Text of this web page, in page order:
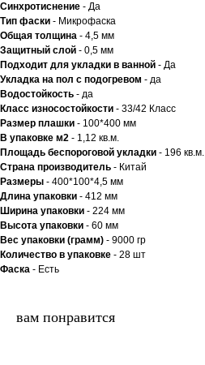
Синхротиснение - Да
Тип фаски - Микрофаска
Общая толщина - 4,5 мм
Защитный слой - 0,5 мм
Подходит для укладки в ванной - Да
Укладка на пол c подогревом - да
Водостойкость - да
Класс износостойкости - 33/42 Класс
Размер плашки - 100*400 мм
В упаковке м2 - 1,12 кв.м.
Площадь беспороговой укладки - 196 кв.м.
Страна производитель - Китай
Размеры - 400*100*4,5 мм
Длина упаковки - 412 мм
Ширина упаковки - 224 мм
Высота упаковки - 60 мм
Вес упаковки (грамм) - 9000 гр
Количество в упаковке - 28 шт
Фаска - Есть
вам понравится